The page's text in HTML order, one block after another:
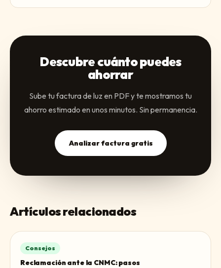
Descubre cuánto puedes
ahorrar
Sube tu factura de luz en PDF y te mostramos tu
ahorro estimado en unos minutos. Sin permanencia.
Analizar factura gratis
Artículos relacionados
Consejos
Reclamación ante la CNMC: pasos